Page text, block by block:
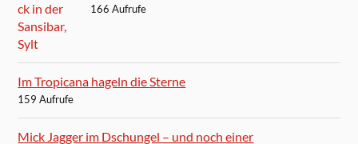
166 Aufrufe
Im Tropicana hageln die Sterne
159 Aufrufe
Mick Jagger im Dschungel – und noch einer